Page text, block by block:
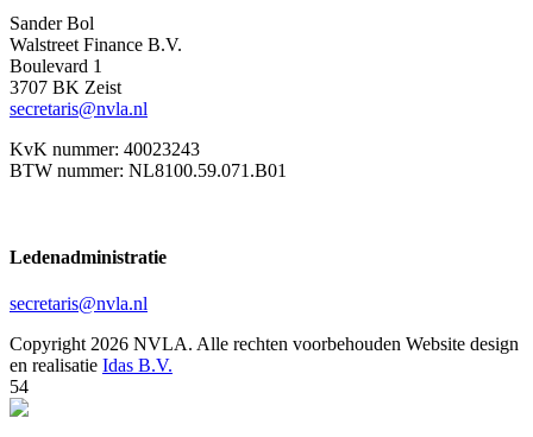
Sander Bol
Walstreet Finance B.V.
Boulevard 1
3707 BK Zeist
secretaris@nvla.nl
KvK nummer: 40023243
BTW nummer: NL8100.59.071.B01
Ledenadministratie
secretaris@nvla.nl
Copyright 2026 NVLA. Alle rechten voorbehouden Website design
en realisatie Idas B.V.
54